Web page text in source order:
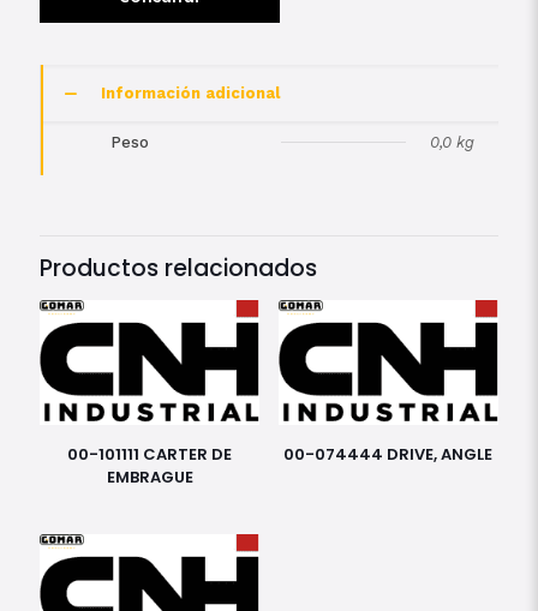
Información adicional
Peso 0,0 kg
Productos relacionados
00-101111 CARTER DE
EMBRAGUE
00-074444 DRIVE, ANGLE